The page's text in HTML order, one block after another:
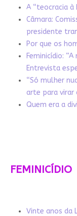
A “teocracia à
Câmara:
presidente
Por que os
Feminicídio:
Entrevista
“Só mulher
arte para virar
Quem era a
FEMINICÍDIO
Vinte anos da